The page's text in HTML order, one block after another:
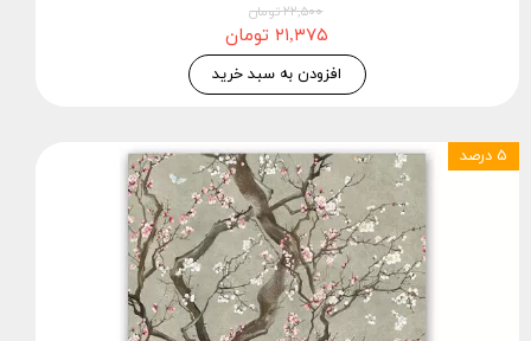
۲۲,۵۰۰ تومان
۲۱,۳۷۵ تومان
افزودن به سبد خرید
۵ درصد